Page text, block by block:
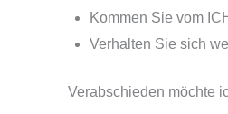
Kommen Sie vom
Verhalten Sie sich
Verabschieden möchte